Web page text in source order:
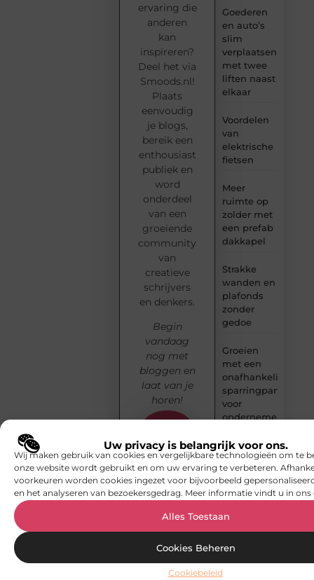
Uw privacy is belangrijk voor ons.
Wij maken gebruik van cookies en vergelijkbare technologieën om te
onze website wordt gebruikt en om uw ervaring te verbeteren.
voorkeuren worden cookies ingezet voor bijvoorbeeld
en het analyseren van bezoekersgedrag. Meer informatie vindt u in ons
Alles Toestaan
Cookies Beheren
Cookiebeleid
Goederen
en auto’s
slim
verplaatsen
met twee
liften naast
elkaar
Voordelen
van
elektrische
fietsen
Meer
ruimte op
zolder met
een prefab
dakkapel
Strakke
wanden en
plafonds
zonder
gedoe
Groeien
met een
onafhankelijke
sparringpartner
voor
ondernemers
Ontdek de
schoonheid
van Ermelo
door de
vacature
de
kinderopvang
ervaring die
anderen
kan
inspireren?
Deel het via
Smoods.nl!
Plaats
eenvoudig
je blogs,
bereik een
enthousiast
publiek en
word
onderdeel
van een
groeiende
community
van
creatieve
schrijvers
en denkers.
Begin
vandaag
nog met
bloggen en
laat van je
horen!
met
publiceren